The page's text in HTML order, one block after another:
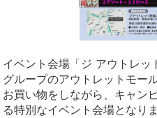
イベント会場「ジ アウトレ
グループのアウトレットモー
お買い物をしながら、キャン
る特別なイベント会場となりま